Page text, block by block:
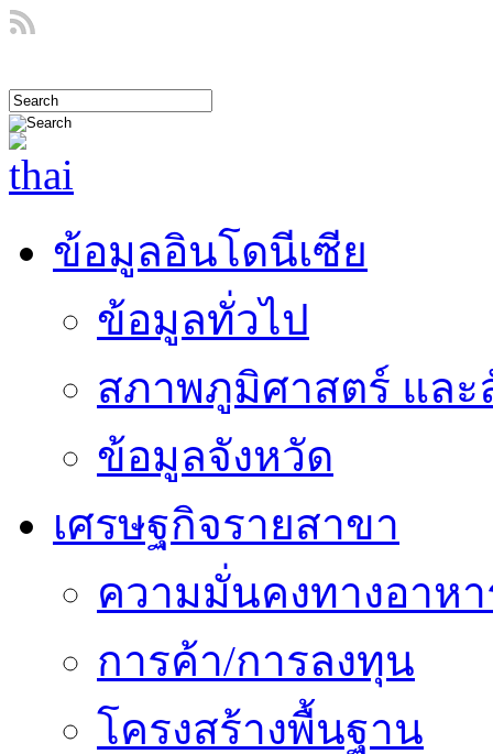
ข้อมูลอินโดนีเซีย
ข้อมูลทั่วไป
สภาพภูมิศาสตร์ แล
ข้อมูลจังหวัด
เศรษฐกิจรายสาขา
ความมั่นคงทางอาหา
การค้า/การลงทุน
โครงสร้างพื้นฐาน